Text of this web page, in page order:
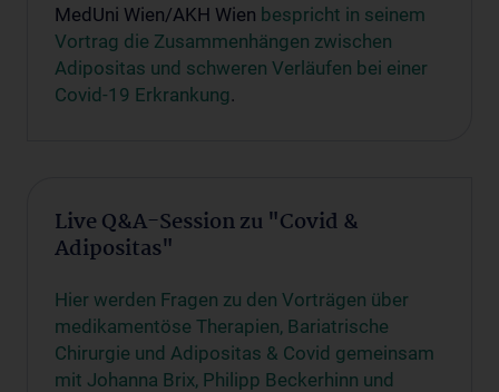
MedUni Wien/AKH Wien bespricht in seinem
Vortrag die Zusammenhängen zwischen
Adipositas und schweren Verläufen bei einer
Covid-19 Erkrankung.
Live Q&A-Session zu "Covid &
Adipositas"
Hier werden Fragen zu den Vorträgen über
medikamentöse Therapien, Bariatrische
Chirurgie und Adipositas & Covid gemeinsam
mit Johanna Brix, Philipp Beckerhinn und